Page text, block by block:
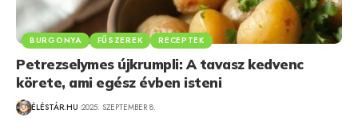
BURGONYA FŰSZEREK RECEPTEK
Petrezselymes újkrumpli: A tavasz kedvenc
körete, ami egész évben isteni
ÉLÉSTÁR.HU 2025. SZEPTEMBER 8.